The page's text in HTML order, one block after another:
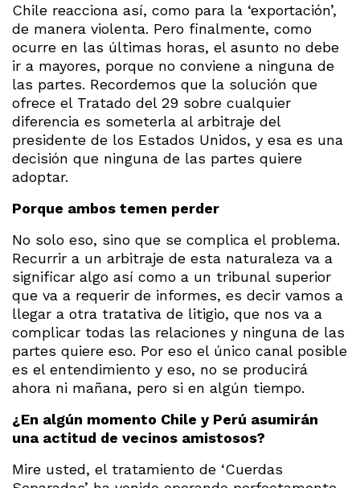
Chile reacciona así, como para la ‘exportación’,
de manera violenta. Pero finalmente, como
ocurre en las últimas horas, el asunto no debe
ir a mayores, porque no conviene a ninguna de
las partes. Recordemos que la solución que
ofrece el Tratado del 29 sobre cualquier
diferencia es someterla al arbitraje del
presidente de los Estados Unidos, y esa es una
decisión que ninguna de las partes quiere
adoptar.
Porque ambos temen perder
No solo eso, sino que se complica el problema.
Recurrir a un arbitraje de esta naturaleza va a
significar algo así como a un tribunal superior
que va a requerir de informes, es decir vamos a
llegar a otra tratativa de litigio, que nos va a
complicar todas las relaciones y ninguna de las
partes quiere eso. Por eso el único canal posible
es el entendimiento y eso, no se producirá
ahora ni mañana, pero si en algún tiempo.
¿En algún momento Chile y Perú asumirán
una actitud de vecinos amistosos?
Mire usted, el tratamiento de ‘Cuerdas